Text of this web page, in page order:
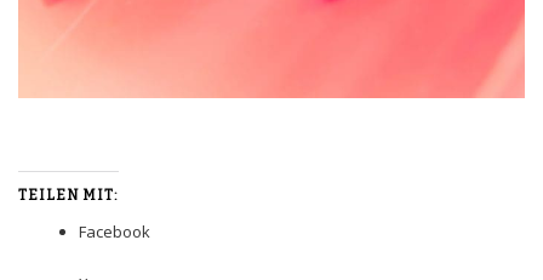
TEILEN MIT:
Facebook